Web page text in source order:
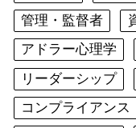
管理・監督者
アドラー心理学
リーダーシップ
コンプライアンス